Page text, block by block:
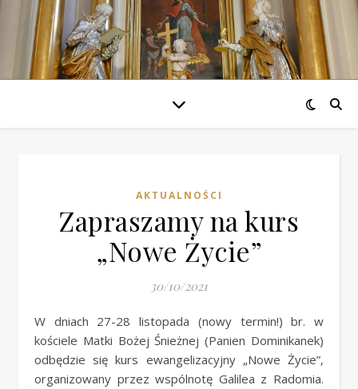
AKTUALNOŚCI
Zapraszamy na kurs
„Nowe Życie”
30/10/2021
W dniach 27-28 listopada (nowy termin!) br. w
kościele Matki Bożej Śnieżnej (Panien Dominikanek)
odbędzie się kurs ewangelizacyjny „Nowe Życie”,
organizowany przez wspólnotę Galilea z Radomia.